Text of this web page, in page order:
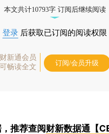
本文共计10793字 订阅后继续阅读
登录 后获取已订阅的阅读权限
财新通会员
可畅读全文
订阅/会员升级
推荐查阅财新数据通【